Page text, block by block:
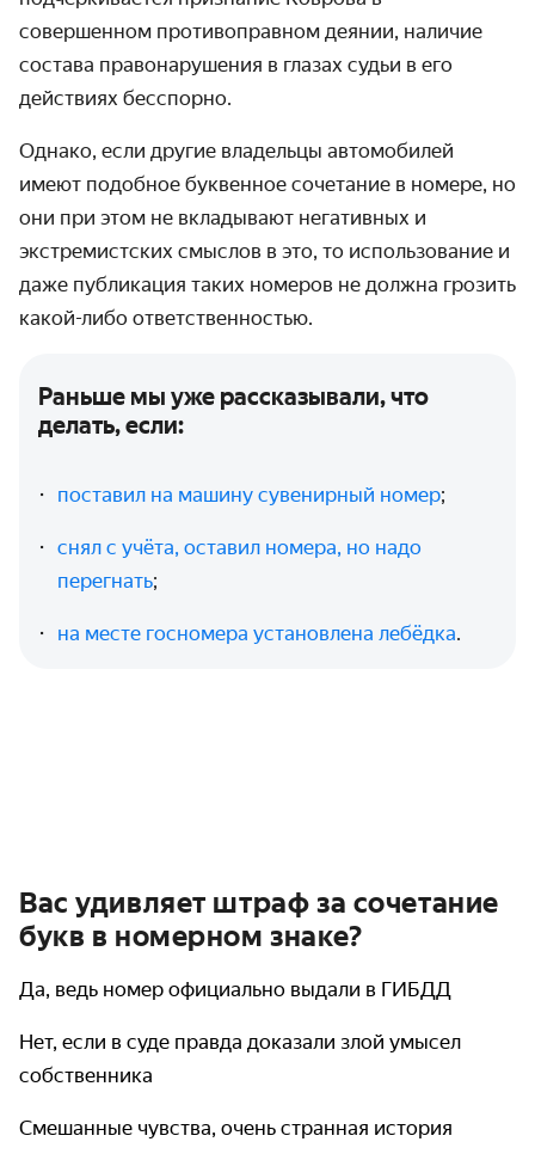
совершенном противоправном деянии, наличие
состава правонарушения в глазах судьи в его
действиях бесспорно.
Однако, если другие владельцы автомобилей
имеют подобное буквенное сочетание в номере, но
они при этом не вкладывают негативных и
экстремистских смыслов в это, то использование и
даже публикация таких номеров не должна грозить
какой-либо ответственностью.
Раньше мы уже рассказывали, что
делать, если:
поставил на машину сувенирный номер;
снял с учёта, оставил номера, но надо
перегнать;
на месте госномера установлена лебёдка.
Вас удивляет штраф за сочетание
букв в номерном знаке?
Да, ведь номер официально выдали в ГИБДД
Нет, если в суде правда доказали злой умысел
собственника
Смешанные чувства, очень странная история